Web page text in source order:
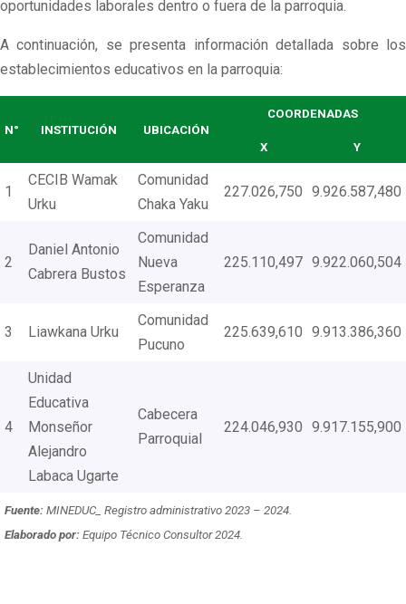
oportunidades laborales dentro o fuera de la parroquia.
A continuación, se presenta información detallada sobre los
establecimientos educativos en la parroquia:
N° INSTITUCIÓN UBICACIÓN
COORDENADAS
X Y
1
CECIB Wamak
Urku
Comunidad
Chaka Yaku
227.026,750 9.926.587,480
2
Daniel Antonio
Cabrera Bustos
Comunidad
Nueva
Esperanza
225.110,497 9.922.060,504
3 Liawkana Urku
Comunidad
Pucuno
225.639,610 9.913.386,360
4
Unidad
Educativa
Monseñor
Alejandro
Labaca Ugarte
Cabecera
Parroquial
224.046,930 9.917.155,900
Fuente: MINEDUC_ Registro administrativo 2023 – 2024.
Elaborado por: Equipo Técnico Consultor 2024.